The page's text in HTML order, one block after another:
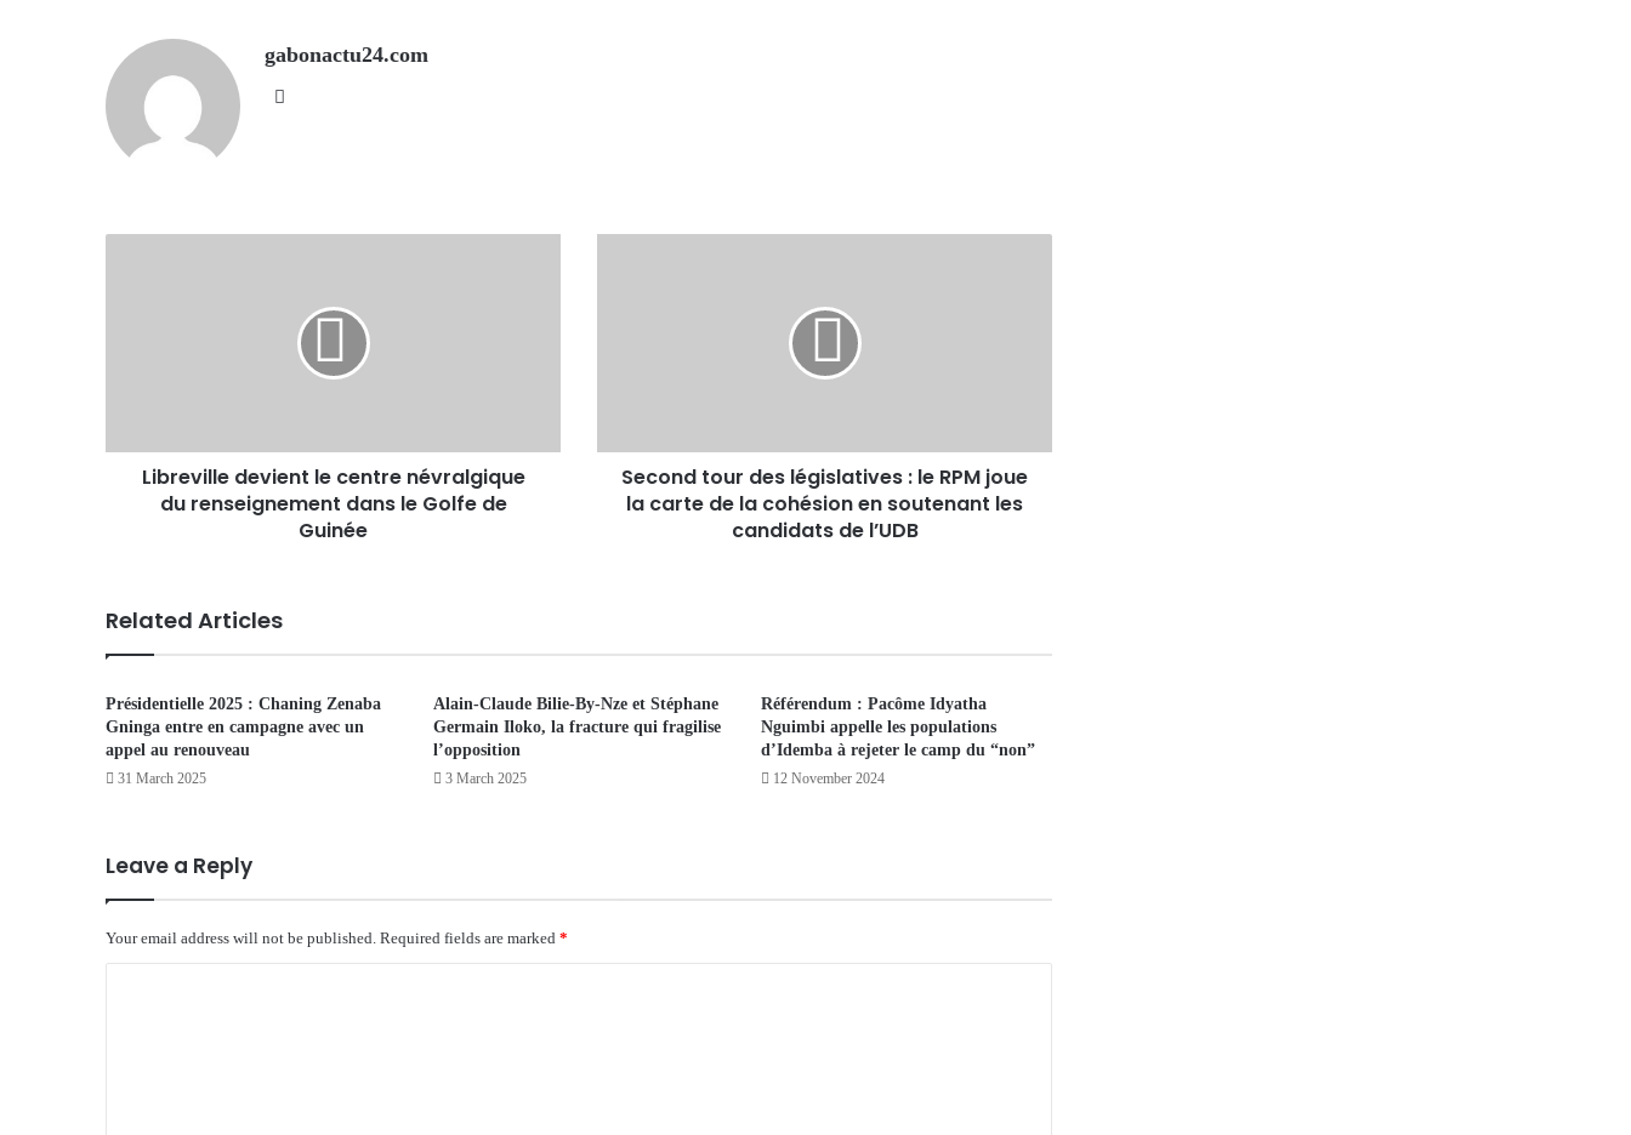
gabonactu24.com
Libreville devient le centre névralgique
du renseignement dans le Golfe de
Guinée
Second tour des législatives : le RPM joue
la carte de la cohésion en soutenant les
candidats de l’UDB
Related Articles
Présidentielle 2025 : Chaning Zenaba
Gninga entre en campagne avec un
appel au renouveau
31 March 2025
Alain-Claude Bilie-By-Nze et Stéphane
Germain Iloko, la fracture qui fragilise
l’opposition
3 March 2025
Référendum : Pacôme Idyatha
Nguimbi appelle les populations
d’Idemba à rejeter le camp du “non”
12 November 2024
Leave a Reply
Your email address will not be published. Required fields are marked *